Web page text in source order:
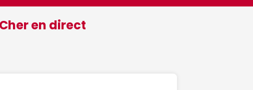
en direct